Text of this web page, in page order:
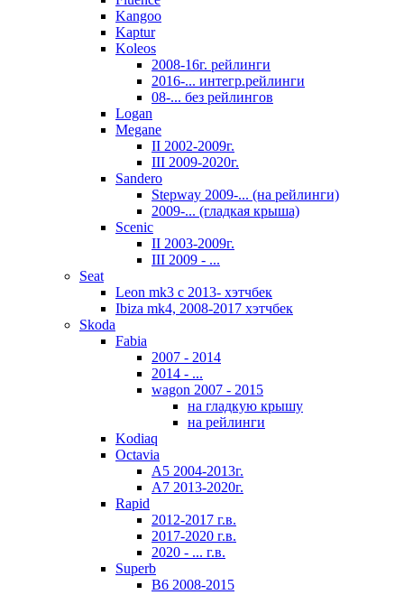
Kangoo
Kaptur
Koleos
2008-16г. рейлинги
2016-... интегр.рейлинги
08-... без рейлингов
Logan
Megane
II 2002-2009г.
III 2009-2020г.
Sandero
Stepway 2009-... (на рейлинги)
2009-... (гладкая крыша)
Scenic
II 2003-2009г.
III 2009 - ...
Seat
Leon mk3 с 2013- хэтчбек
Ibiza mk4, 2008-2017 хэтчбек
Skoda
Fabia
2007 - 2014
2014 - ...
wagon 2007 - 2015
на гладкую крышу
на рейлинги
Kodiaq
Octavia
A5 2004-2013г.
A7 2013-2020г.
Rapid
2012-2017 г.в.
2017-2020 г.в.
2020 - ... г.в.
Superb
В6 2008-2015